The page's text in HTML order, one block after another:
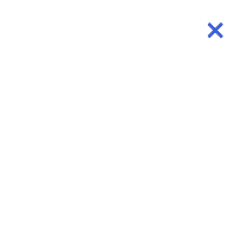
×
×
×
×